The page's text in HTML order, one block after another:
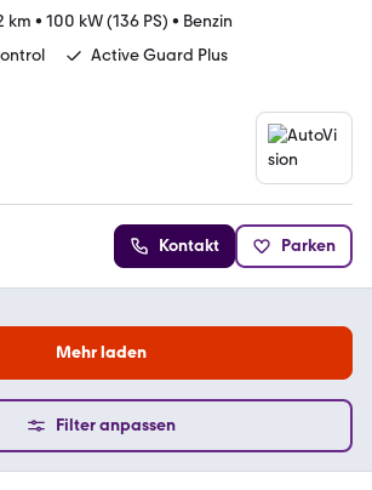
km • 100 kW (136 PS) • Benzin
Active Guard Plus
Kontakt Parken
Mehr laden
Filter anpassen